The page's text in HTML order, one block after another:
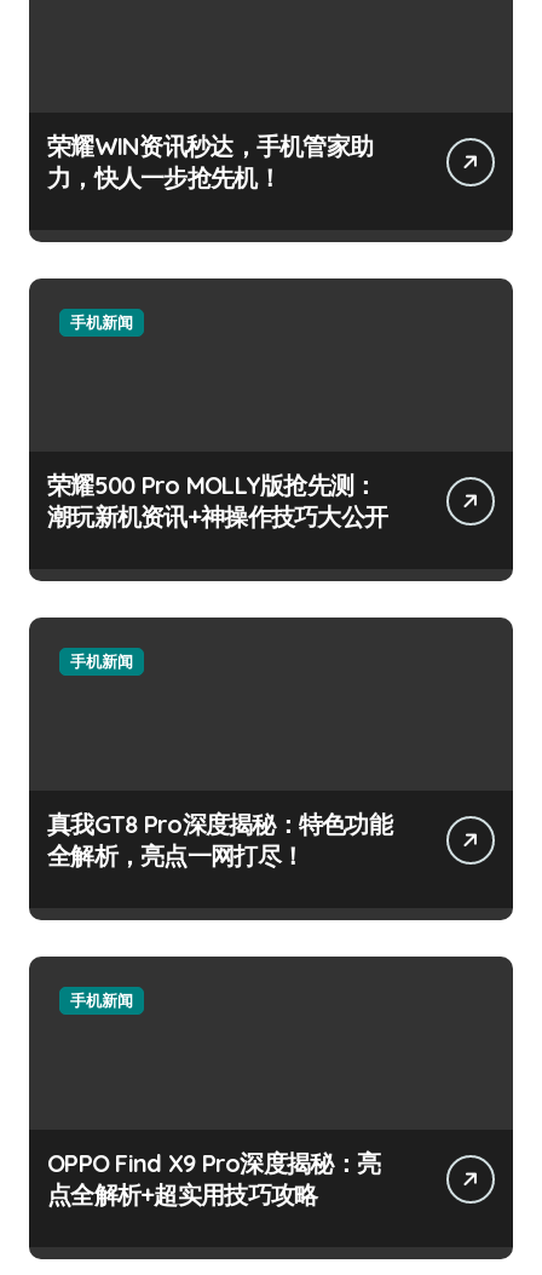
荣耀WIN资讯秒达，手机管家助
力，快人一步抢先机！
手机新闻
荣耀500 Pro MOLLY版抢先测：
潮玩新机资讯+神操作技巧大公开
手机新闻
真我GT8 Pro深度揭秘：特色功能
全解析，亮点一网打尽！
手机新闻
OPPO Find X9 Pro深度揭秘：亮
点全解析+超实用技巧攻略